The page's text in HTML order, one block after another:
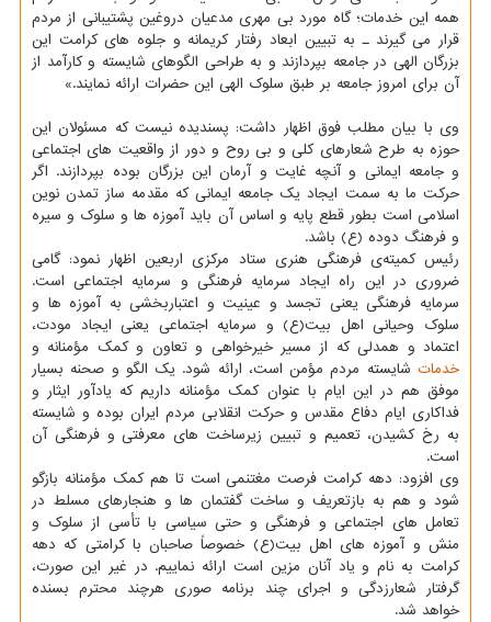
همه این خدمات؛ گاه مورد بی مهری مدعیان دروغین پشتیبانی از مردم
قرار می گیرند ـ به تبیین ابعاد رفتار کریمانه و جلوه های کرامت این
بزرگان الهی در جامعه بپردازند و به طراحی الگوهای شایسته و کارآمد از
آن برای امروز جامعه بر طبق سلوک الهی این حضرات ارائه نمایند.»
وی با بیان مطلب فوق اظهار داشت: پسندیده نیست که مسئولان این
حوزه به طرح شعارهای کلی و بی روح و دور از واقعیت های اجتماعی
و جامعه ایمانی و آنچه غایت و آرمان این بزرگان بوده بپردازند. اگر
حرکت ما به سمت ایجاد یک جامعه ایمانی که مقدمه ساز تمدن نوین
اسلامی است بطور قطع پایه و اساس آن باید آموزه ها و سلوک و سیره
و فرهنگ دوده (ع) باشد.
رئیس کمیته‌ی فرهنگی هنری ستاد مرکزی اربعین اظهار نمود: گامی
ضروری در این راه ایجاد سرمایه فرهنگی و سرمایه اجتماعی است.
سرمایه فرهنگی یعنی تجسد و عینیت و اعتباربخشی به آموزه ها و
سلوک وحیانی اهل بیت(ع) و سرمایه اجتماعی یعنی ایجاد مودت،
اعتماد و همدلی که از مسیر خیرخواهی و تعاون و کمک مؤمنانه و
خدمات شایسته مردم مؤمن است، ارائه شود. یک الگو و صحنه بسیار
موفق هم در این ایام با عنوان کمک مؤمنانه داریم که یادآور ایثار و
فداکاری ایام دفاع مقدس و حرکت انقلابی مردم ایران بوده و شایسته
به رخ کشیدن، تعمیم و تبیین زیرساخت های معرفتی و فرهنگی آن
است.
وی افزود: دهه کرامت فرصت مغتنمی است تا هم کمک مؤمنانه بازگو
شود و هم به بازتعریف و ساخت گفتمان ها و هنجارهای مسلط در
تعامل های اجتماعی و فرهنگی و حتی سیاسی با تأسی از سلوک و
منش و آموزه های اهل بیت(ع) خصوصاً صاحبان با کرامتی که دهه
کرامت به نام و یاد آنان مزین است ارائه نماییم. در غیر این صورت،
گرفتار شعارزدگی و اجرای چند برنامه صوری هرچند محترم بسنده
خواهد شد.